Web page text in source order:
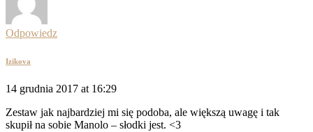
Odpowiedz
Izikova
14 grudnia 2017 at 16:29
Zestaw jak najbardziej mi się podoba, ale większą uwagę i tak
skupił na sobie Manolo – słodki jest. <3